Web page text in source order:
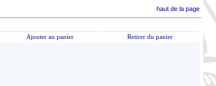
haut de la page
Ajouter au panier Retirer du panier